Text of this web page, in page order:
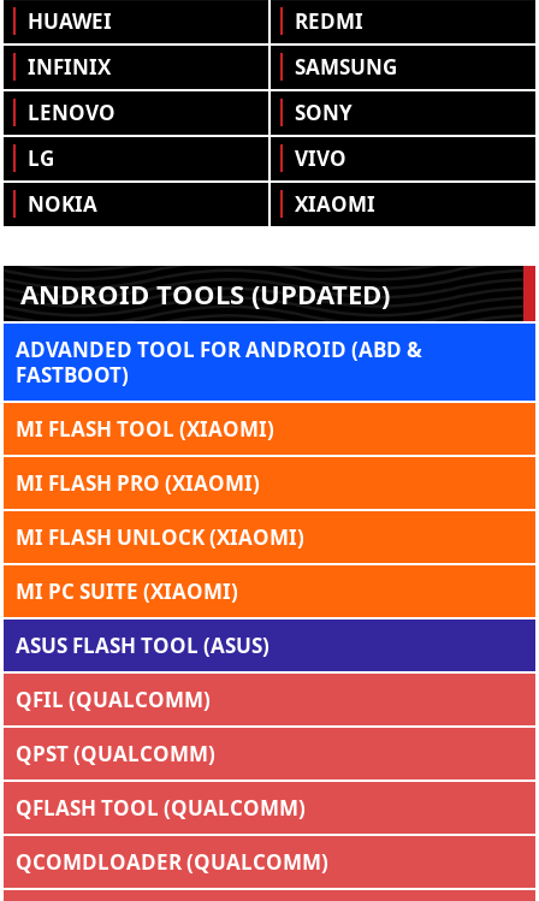
HUAWEI
INFINIX
LENOVO
LG
NOKIA
REDMI
SAMSUNG
SONY
VIVO
XIAOMI
ANDROID TOOLS (UPDATED)
ADVANDED TOOL FOR ANDROID (ABD &
FASTBOOT)
MI FLASH TOOL (XIAOMI)
MI FLASH PRO (XIAOMI)
MI FLASH UNLOCK (XIAOMI)
MI PC SUITE (XIAOMI)
ASUS FLASH TOOL (ASUS)
QFIL (QUALCOMM)
QPST (QUALCOMM)
QFLASH TOOL (QUALCOMM)
QCOMDLOADER (QUALCOMM)